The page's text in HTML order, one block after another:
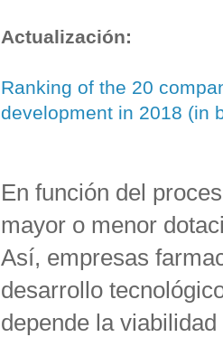
Actualización:
Ranking of the 20
development in 2018 (in
En función del
mayor o menor
Así, empresas
desarrollo
depende la